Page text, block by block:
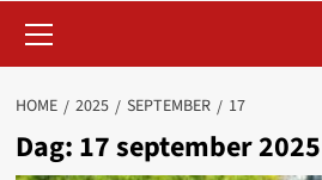
menu
HOME 2025 SEPTEMBER 17
Dag: 17 september 2025